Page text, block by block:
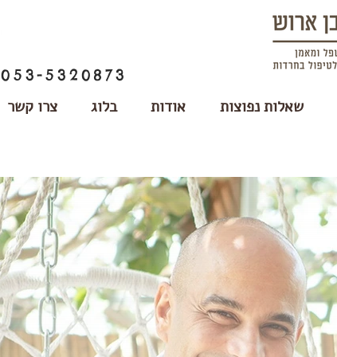
053-5320873
שאלות נפוצות אודות בלוג צרו קשר